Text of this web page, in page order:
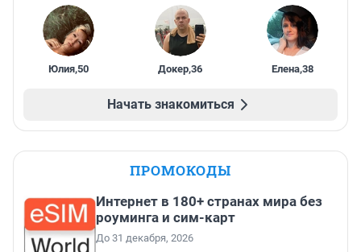
Юлия,50 Докер,36 Елена,38
Начать знакомиться
ПРОМОКОДЫ
Интернет в 180+ странах мира без
роуминга и сим-карт
До 31 декабря, 2026